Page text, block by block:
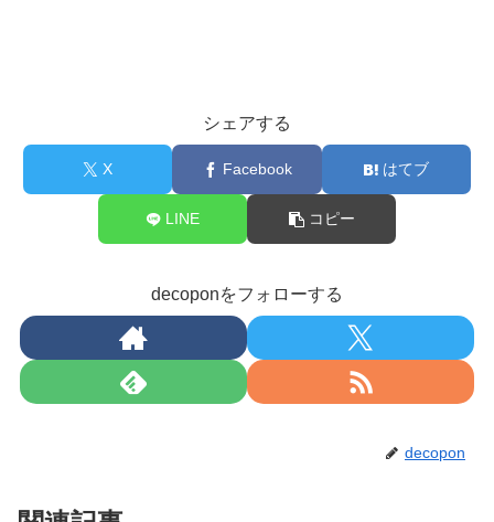
シェアする
X Facebook はてブ
LINE コピー
decoponをフォローする
decopon